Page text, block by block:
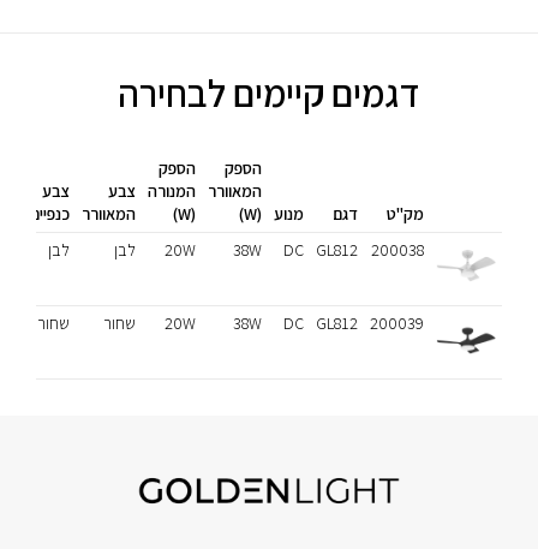
דגמים קיימים לבחירה
מק"ט דגם מנוע
הספק
המאוורר
(W)
הספק
המנורה
(W)
צבע
המאוורר
צבע
כנפיים
200038
GL812
DC
38W
20W לבן לבן
200039
GL812
DC
38W
20W שחור שחור